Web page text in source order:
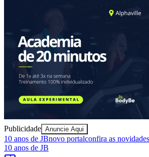
Vitória
Publicidade Anuncie Aqui